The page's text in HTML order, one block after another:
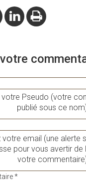
votre Pseudo (votre
publié sous ce
votre email (une alerte
pour vous avertir de
votre